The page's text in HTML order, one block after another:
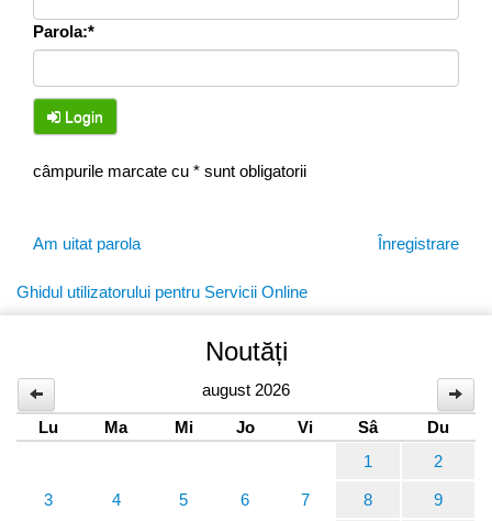
Parola:*
Login
câmpurile marcate cu * sunt obligatorii
Am uitat parola Înregistrare
Ghidul utilizatorului pentru Servicii Online
Noutăți
august 2026
Lu
Ma Mi Jo Vi Sâ
Du
1
2
3 4 5 6 7 8 9